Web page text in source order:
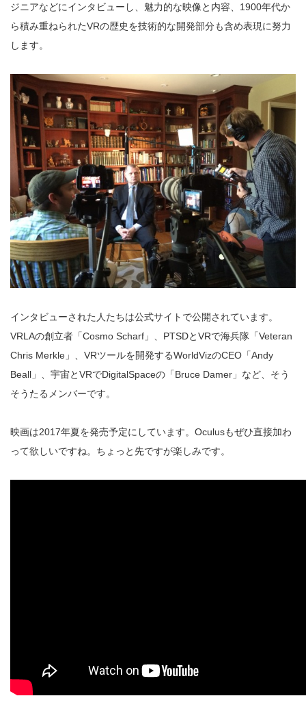
ジニアなどにインタビューし、魅力的な映像と内容、1900年代か
ら積み重ねられたVRの歴史を技術的な開発部分も含め表現に努力
します。
インタビューされた人たちは公式サイトで公開されています。
VRLAの創立者「Cosmo Scharf」、PTSDとVRで海兵隊「Veteran
Chris Merkle」、VRツールを開発するWorldVizのCEO「Andy
Beall」、宇宙とVRでDigitalSpaceの「Bruce Damer」など、そう
そうたるメンバーです。
映画は2017年夏を発売予定にしています。Oculusもぜひ直接加わ
って欲しいですね。ちょっと先ですが楽しみです。